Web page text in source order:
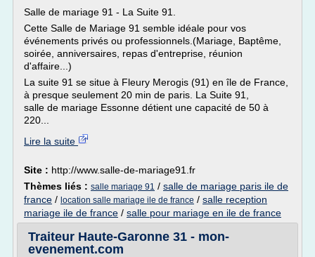
Salle de mariage 91 - La Suite 91.
Cette Salle de Mariage 91 semble idéale pour vos
événements privés ou professionnels.(Mariage, Baptême,
soirée, anniversaires, repas d'entreprise, réunion
d'affaire...)
La suite 91 se situe à Fleury Merogis (91) en île de France,
à presque seulement 20 min de paris. La Suite 91,
salle de mariage Essonne détient une capacité de 50 à
220...
Lire la suite
Site : http://www.salle-de-mariage91.fr
Thèmes liés : salle mariage 91 / salle de mariage paris ile de
france / location salle mariage ile de france / salle reception
mariage ile de france / salle pour mariage en ile de france
Traiteur Haute-Garonne 31 - mon-
evenement.com